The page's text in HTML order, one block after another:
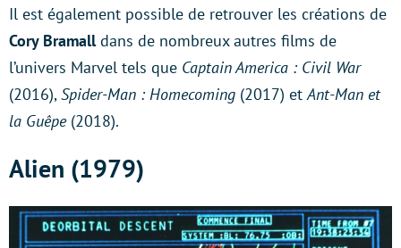
Il est également possible de retrouver les créations de
Cory Bramalldans de nombreux autres films de
l’univers Marvel tels que Captain America : Civil War
(2016),Spider-Man : Homecoming (2017) etAnt-Man et
la Guêpe(2018).
Alien (1979)